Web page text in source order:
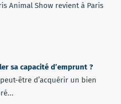
Animal Show revient à Paris
sa capacité d’emprunt ?
être d’acquérir un bien